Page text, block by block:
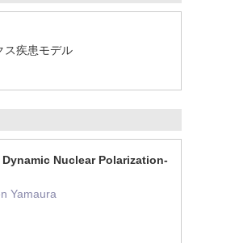
ス疾患モデル
Nuclear Polarization-
Yamaura